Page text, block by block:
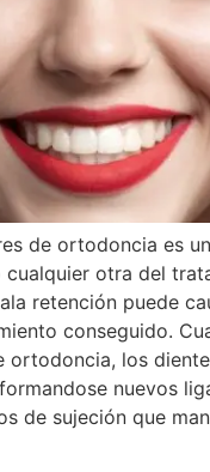
de ortodoncia es
otra del
retención puede
conseguido.
ortodoncia, los
nuevos
de sujeción que